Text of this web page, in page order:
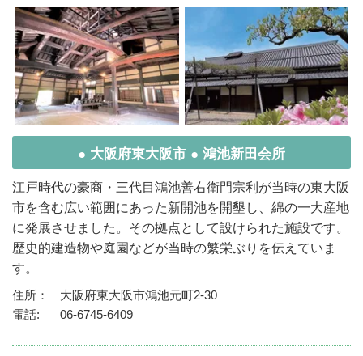
● 大阪府東大阪市 ● 鴻池新田会所
江戸時代の豪商・三代目鴻池善右衛門宗利が当時の東大阪
市を含む広い範囲にあった新開池を開墾し、綿の一大産地
に発展させました。その拠点として設けられた施設です。
歴史的建造物や庭園などが当時の繁栄ぶりを伝えていま
す。
住所：
大阪府東大阪市鴻池元町2-30
電話:
06-6745-6409